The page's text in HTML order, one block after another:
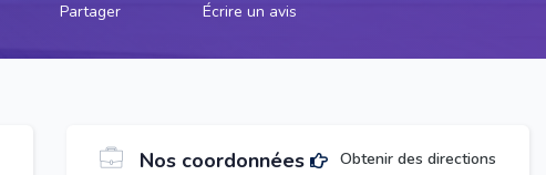
Partager Écrire un avis
Nos coordonnées Obtenir des directions